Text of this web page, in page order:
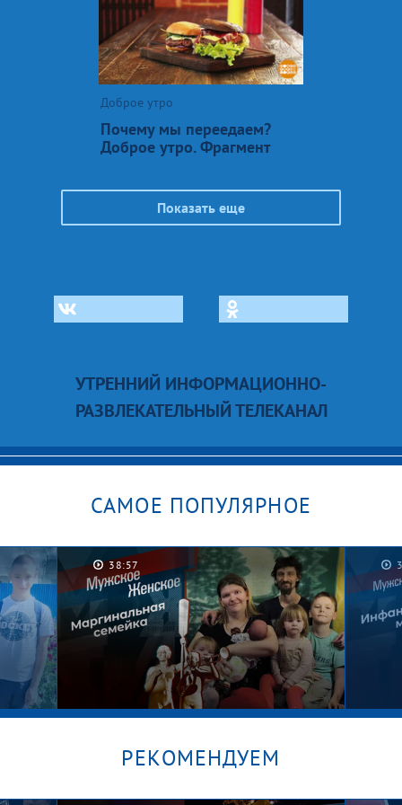
Доброе утро
Почему мы переедаем?
Доброе утро. Фрагмент
Показать еще
УТРЕННИЙ ИНФОРМАЦИОННО-
РАЗВЛЕКАТЕЛЬНЫЙ ТЕЛЕКАНАЛ
САМОЕ ПОПУЛЯРНОЕ
38:57
РЕКОМЕНДУЕМ